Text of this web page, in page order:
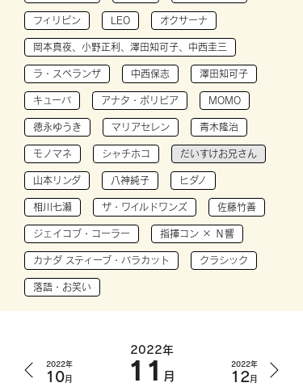
フィリピン LEO オクサーナ
岡本真夜、小野正利、澤田知可子、中西圭三
ラ・スペランザ 中西保志 澤田知可子
キューバ アナタ・ボリビア MOMO
徳永ゆうき マリアセレン 青木隆治
モノマネ シャチホコ だいすけお兄さん
山本リンダ 八神純子 ヒダノ
相川七瀬 ザ・ワイルドワンズ 佐藤竹善
ジェイコブ・コーラー 指揮コン × Ｎ響
カナダ スティーブ・バラカット クラシック
落語・お笑い
2022年
10月
2022年
11 月
2022年
12月